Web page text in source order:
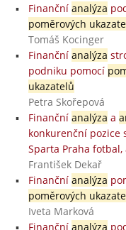
Finanční analýza
poměrových
Tomáš Kocinger
Finanční analýza
podniku pomocí
ukazatelů
Petra Skořepová
Finanční analýza a
konkurenční pozice
Sparta Praha fotbal,
František Dekař
Finanční analýza
poměrových
Iveta Marková
Finanční analýza